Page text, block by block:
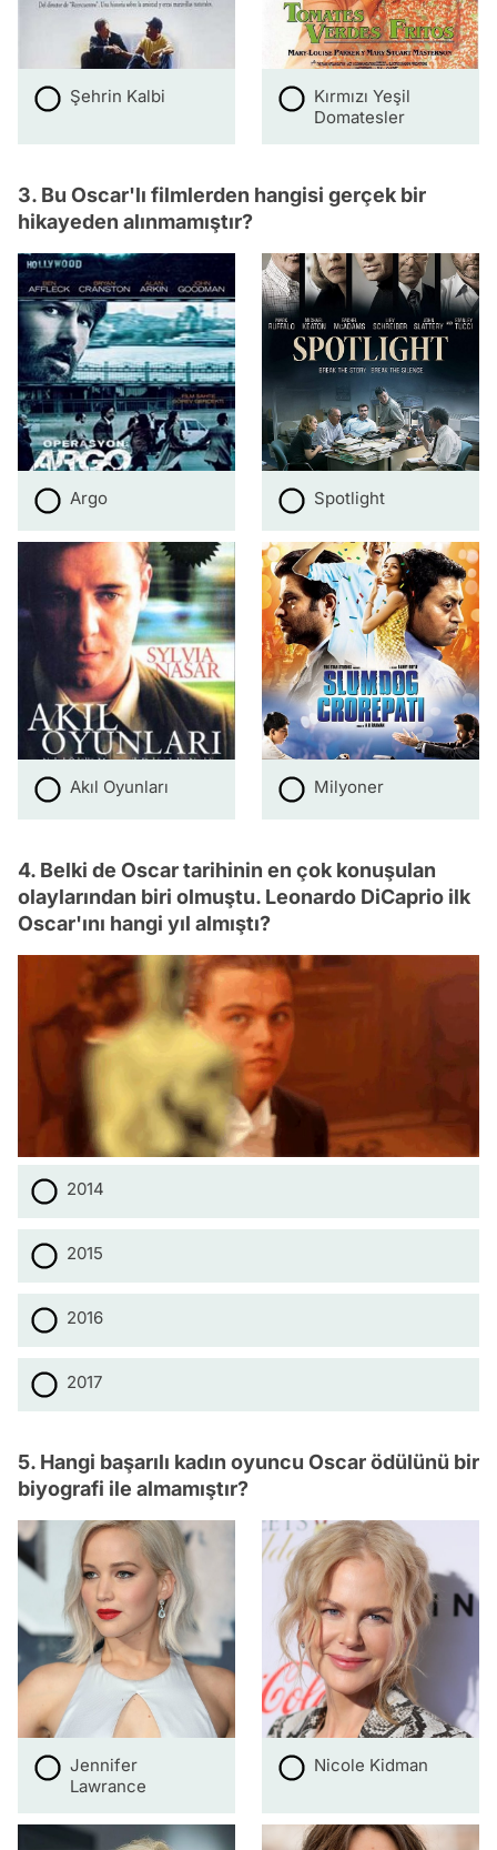
Şehrin Kalbi
Kırmızı Yeşil
Domatesler
3. Bu Oscar'lı filmlerden hangisi gerçek bir
hikayeden alınmamıştır?
Argo Spotlight
Akıl Oyunları Milyoner
4. Belki de Oscar tarihinin en çok konuşulan
olaylarından biri olmuştu. Leonardo DiCaprio ilk
Oscar'ını hangi yıl almıştı?
2014
2015
2016
2017
5. Hangi başarılı kadın oyuncu Oscar ödülünü bir
biyografi ile almamıştır?
Jennifer
Lawrance
Nicole Kidman